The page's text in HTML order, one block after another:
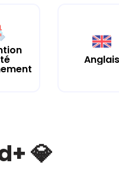
Anglais
💎